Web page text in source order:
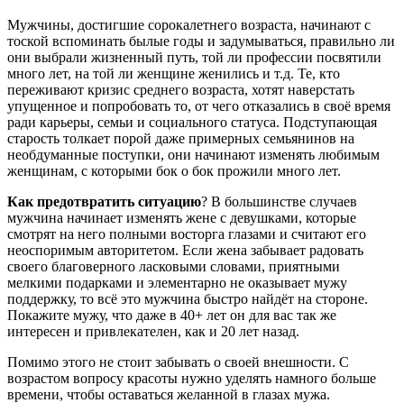
Мужчины, достигшие сорокалетнего возраста, начинают с
тоской вспоминать былые годы и задумываться, правильно ли
они выбрали жизненный путь, той ли профессии посвятили
много лет, на той ли женщине женились и т.д. Те, кто
переживают кризис среднего возраста, хотят наверстать
упущенное и попробовать то, от чего отказались в своё время
ради карьеры, семьи и социального статуса. Подступающая
старость толкает порой даже примерных семьянинов на
необдуманные поступки, они начинают изменять любимым
женщинам, с которыми бок о бок прожили много лет.
Как предотвратить ситуацию? В большинстве случаев
мужчина начинает изменять жене с девушками, которые
смотрят на него полными восторга глазами и считают его
неоспоримым авторитетом. Если жена забывает радовать
своего благоверного ласковыми словами, приятными
мелкими подарками и элементарно не оказывает мужу
поддержку, то всё это мужчина быстро найдёт на стороне.
Покажите мужу, что даже в 40+ лет он для вас так же
интересен и привлекателен, как и 20 лет назад.
Помимо этого не стоит забывать о своей внешности. С
возрастом вопросу красоты нужно уделять намного больше
времени, чтобы оставаться желанной в глазах мужа.